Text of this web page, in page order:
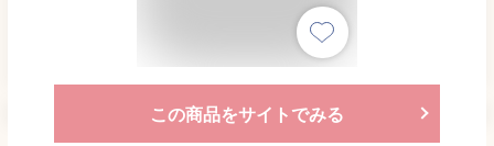
この商品をサイトでみる